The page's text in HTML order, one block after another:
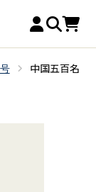
中国五百名